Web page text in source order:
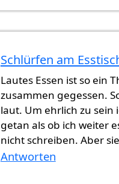
Schlürfen am
Lautes Essen ist so ein
zusammen gegessen.
laut. Um ehrlich zu
getan als ob ich weiter
nicht schreiben. Aber
Antworten